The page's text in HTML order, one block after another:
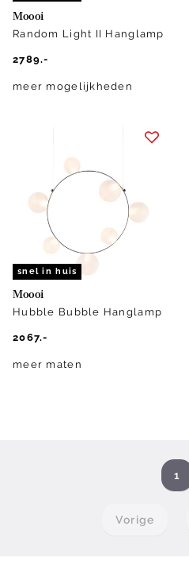
Moooi
Random Light II Hanglamp
2789.-
meer mogelijkheden
snel in huis
Moooi
Hubble Bubble Hanglamp
2067.-
meer maten
Vorige
1